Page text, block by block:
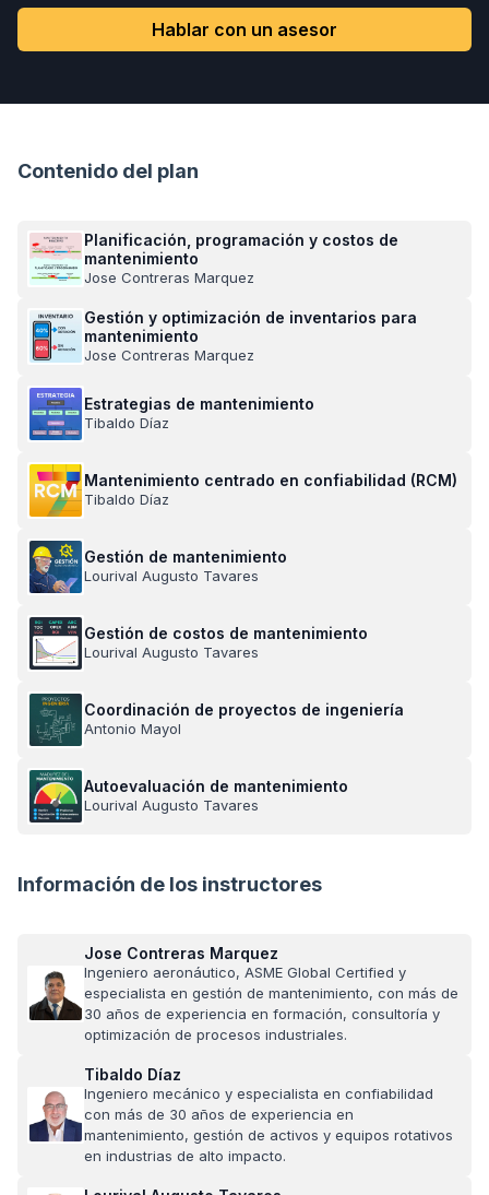
Hablar con un asesor
Contenido del plan
Planificación, programación y costos de
mantenimiento
Jose Contreras Marquez
Gestión y optimización de inventarios para
mantenimiento
Jose Contreras Marquez
Estrategias de mantenimiento
Tibaldo Díaz
Mantenimiento centrado en confiabilidad (RCM)
Tibaldo Díaz
Gestión de mantenimiento
Lourival Augusto Tavares
Gestión de costos de mantenimiento
Lourival Augusto Tavares
Coordinación de proyectos de ingeniería
Antonio Mayol
Autoevaluación de mantenimiento
Lourival Augusto Tavares
Información de los instructores
Jose Contreras Marquez
Ingeniero aeronáutico, ASME Global Certified y
especialista en gestión de mantenimiento, con más de
30 años de experiencia en formación, consultoría y
optimización de procesos industriales.
Tibaldo Díaz
Ingeniero mecánico y especialista en confiabilidad
con más de 30 años de experiencia en
mantenimiento, gestión de activos y equipos rotativos
en industrias de alto impacto.